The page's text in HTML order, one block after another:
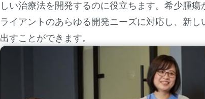
しい治療法を開発するのに役立ちます。希少腫
ライアントのあらゆる開発ニーズに対応し、新
出すことができます。